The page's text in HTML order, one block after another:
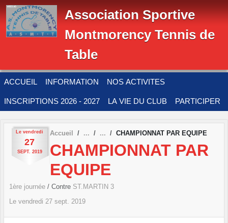
Association Sportive
Montmorency Tennis de
Table
ACCUEIL INFORMATION NOS ACTIVITES
INSCRIPTIONS 2026 - 2027 LA VIE DU CLUB PARTICIPER
Le vendredi
27
SEPT. 2019
Accueil CHAMPIONNAT PAR EQUIPE
CHAMPIONNAT PAR
EQUIPE
1ère journée / Contre ST.MARTIN 3
Le vendredi 27 sept. 2019
Panneau de gestion des cookies